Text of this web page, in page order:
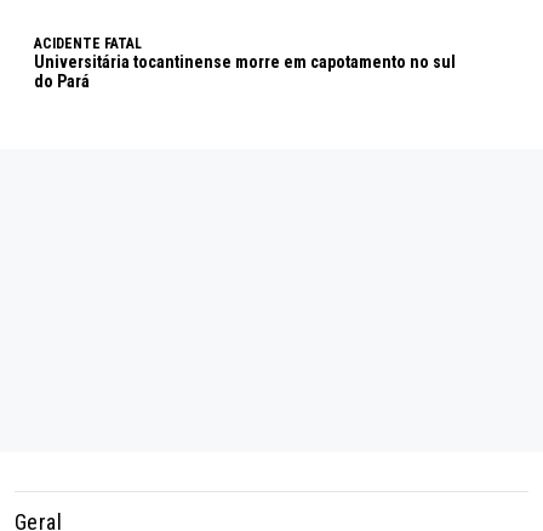
ACIDENTE FATAL
Universitária tocantinense morre em capotamento no sul
do Pará
Geral